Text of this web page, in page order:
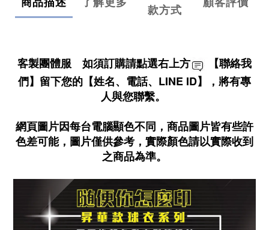
款方式
客製團體服 如須訂購請點選右上方
【聯絡我
們】留下您的【姓名、電話、LINE ID】，將有專
人與您聯繫。
網頁圖片因每台電腦顯色不同，商品圖片皆有些許
色差可能，圖片僅供參考，實際顏色請以實際收到
之商品為準。